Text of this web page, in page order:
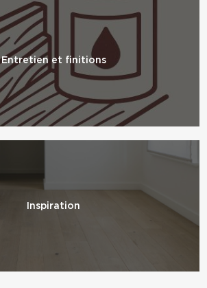
Entretien et finitions
Inspiration